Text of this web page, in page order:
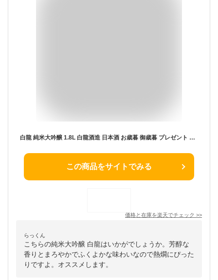
白龍 純米大吟醸 1.8L 白龍酒造 日本酒 お歳暮 御歳暮 プレゼント 純米大吟醸 日本酒 お酒 ギフト プレゼント 贈答 贈り物 おすすめ 新潟 熱燗 冷酒 辛口 甘口 お中元 お歳暮 正月 父の日 有名 限定 話題 人気 旨い
この商品をサイトでみる
価格と在庫を楽天でチェック >>
らっくん
こちらの純米大吟醸 白龍はいかがでしょうか。芳醇な
香りとまろやかでふくよかな味わいなので熱燗にぴった
りですよ。オススメします。